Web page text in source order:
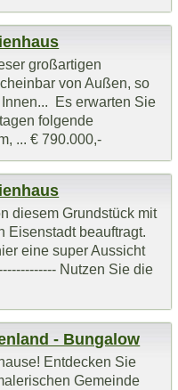
großartigen
von Außen, so
Es erwarten Sie
folgende
... € 790.000,-
diesem Grundstück mit
Eisenstadt beauftragt.
eine super Aussicht
Nutzen Sie die
- Bungalow
Entdecken Sie
Gemeinde